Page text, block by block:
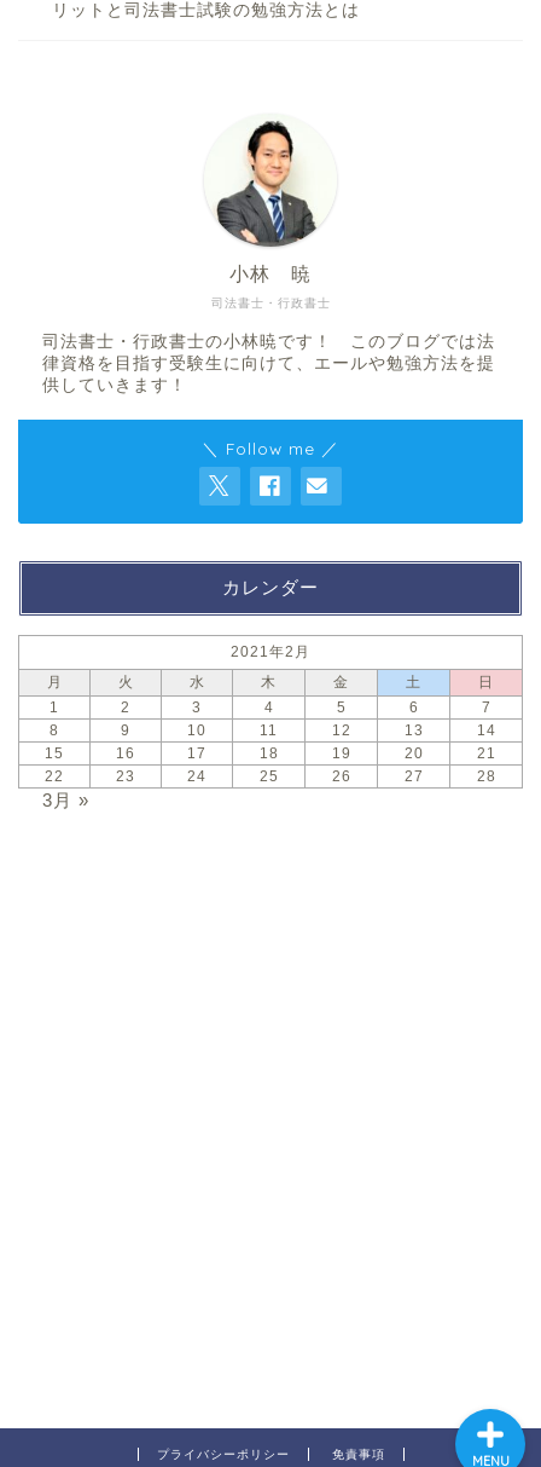
リットと司法書士試験の勉強方法とは
司法書士・行政書士
小林 暁
司法書士・行政書士の小林暁です！ このブログでは法
律資格を目指す受験生に向けて、エールや勉強方法を提
供していきます！
＼ Follow me ／
カレンダー
2021年2月
月
火 水 木 金 土
日
1
2 3 4 5 6
7
8
9 10 11 12 13
14
15
16 17 18 19 20
21
22
23 24 25 26 27 28
3月 »
プライバシーポリシー 免責事項 MENU